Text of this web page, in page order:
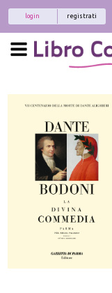
registrati
login